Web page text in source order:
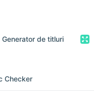
Generator de titluri
Checker